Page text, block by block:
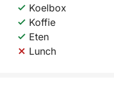
Koelbox
Koffie
Eten
Lunch